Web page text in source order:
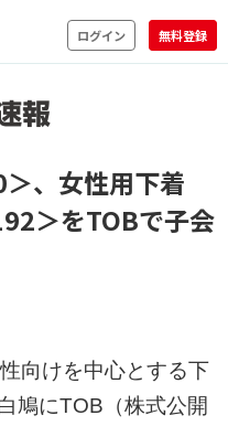
ログイン 無料登録
、女性用下着
＞をTOBで子会
向けを中心とする下
鳩にTOB（株式公開